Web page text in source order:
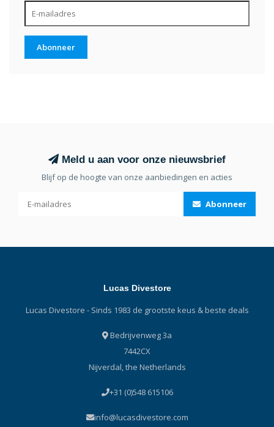
Abonneer
Meld u aan voor onze nieuwsbrief
Blijf op de hoogte van onze aanbiedingen en acties
Abonneer
Lucas Divestore
Lucas Divestore - Sinds 1983 de grootste keus & beste deals
Bedrijvenweg 3a
7442CX
Nijverdal, the Netherlands
+31 (0)548 615106
info@lucasdivestore.com